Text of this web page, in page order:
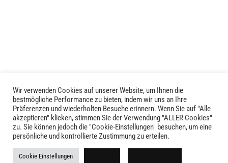
Produktseite
gewählt
werden
LIVID © 2024
Kontakt
Versandkosten
Wir verwenden Cookies auf unserer Website, um Ihnen die
bestmögliche Performance zu bieten, indem wir uns an Ihre
Präferenzen und wiederholten Besuche erinnern. Wenn Sie auf "Alle
akzeptieren" klicken, stimmen Sie der Verwendung "ALLER Cookies"
zu. Sie können jedoch die "Cookie-Einstellungen" besuchen, um eine
persönliche und kontrollierte Zustimmung zu erteilen.
Cookie Einstellungen